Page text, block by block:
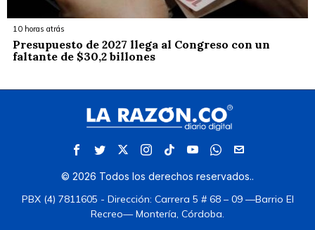
10 horas atrás
Presupuesto de 2027 llega al Congreso con un
faltante de $30,2 billones
© 2026 Todos los derechos reservados..
PBX (4) 7811605 - Dirección: Carrera 5 # 68 – 09 —Barrio El
Recreo— Montería, Córdoba.